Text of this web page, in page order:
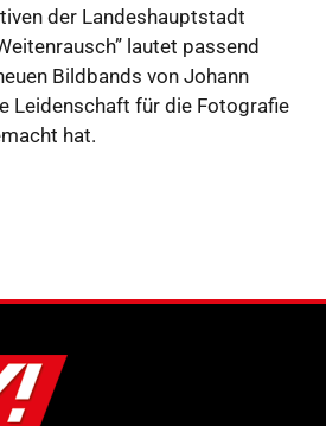
der Landeshauptstadt
lautet passend
Bildbands von Johann
Leidenschaft für die Fotografie
hat.